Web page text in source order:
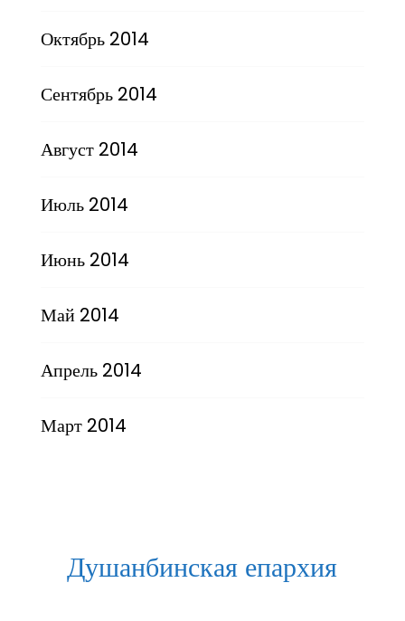
Октябрь 2014
Сентябрь 2014
Август 2014
Июль 2014
Июнь 2014
Май 2014
Апрель 2014
Март 2014
Душанбинская епархия